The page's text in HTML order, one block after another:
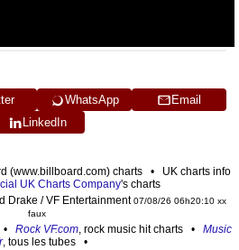
WhatsApp
Email
LinkedIn
(www.billboard.com) charts • UK charts info
UK Charts Company's charts
Drake / VF Entertainment07/08/26 06h20:10 xx
faux
• Rock VF.com, rock music hit charts • Music
, tous les tubes •